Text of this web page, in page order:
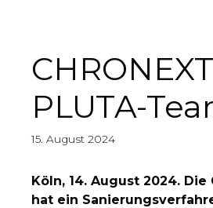
PLUTA-
15. August 2024
Köln, 14. August 2024.
hat ein